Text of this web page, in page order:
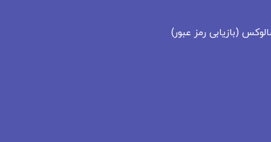
(بازیابی رمز عبور)